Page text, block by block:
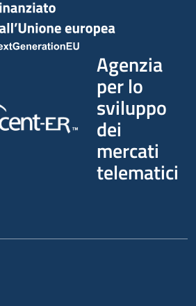
Agenzia
per lo
sviluppo
dei
mercati
telematici